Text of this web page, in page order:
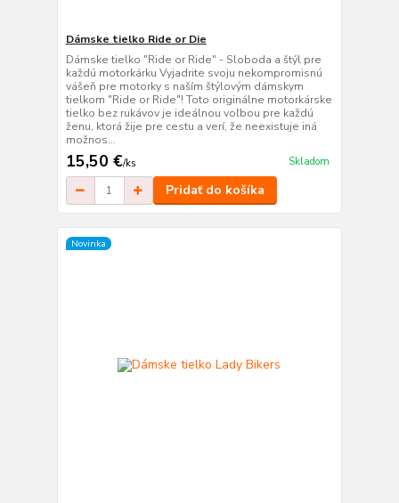
Dámske tielko Ride or Die
Dámske tielko "Ride or Ride" - Sloboda a štýl pre
každú motorkárku Vyjadrite svoju nekompromisnú
vášeň pre motorky s naším štýlovým dámskym
tielkom "Ride or Ride"! Toto originálne motorkárske
tielko bez rukávov je ideálnou voľbou pre každú
ženu, ktorá žije pre cestu a verí, že neexistuje iná
možnos...
15,50 €/ks Skladom
Pridať do košíka
Novinka